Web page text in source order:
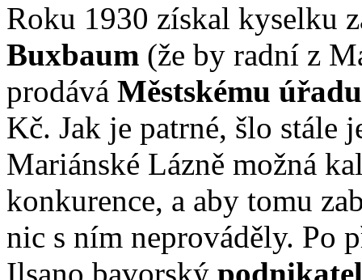
Roku 1930 získal kyselku
Buxbaum (že by radní z
prodává Městskému
Kč. Jak je patrné, šlo stále
Mariánské Lázně možná
konkurence, a aby tomu
nic s ním neprováděly. Po